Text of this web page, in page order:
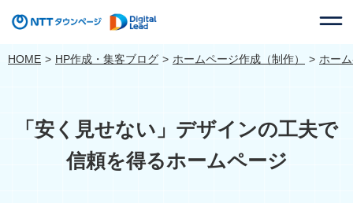
HOME HP作成・集客ブログ ホームページ作成（制作） ホー
「安く見せない」デザインの工夫で
信頼を得るホームページ